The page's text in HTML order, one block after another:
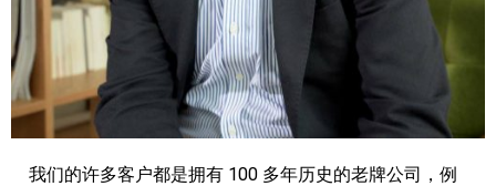
我们的许多客户都是拥有 100 多年历史的老牌公司，例